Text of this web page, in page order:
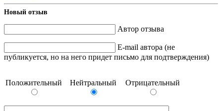
Новый отзыв
Автор отзыва
E-mail автора (не
публикуется, но на него придет письмо для подтверждения)
Положительный Нейтральный Отрицательный